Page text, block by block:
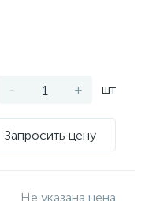
- + шт
Запросить цену